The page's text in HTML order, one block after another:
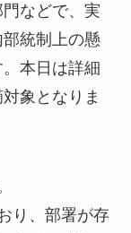
などで、実
統制上の懸
本日は詳細
象となりま
り、部署が存